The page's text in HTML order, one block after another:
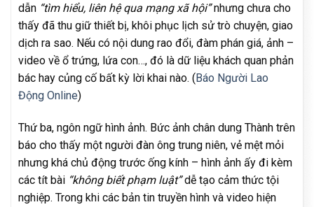
dẫn “tìm hiểu, liên hệ qua mạng xã hội”nhưng chưa cho
thấy đã thu giữ thiết bị, khôi phục lịch sử trò chuyện, giao
dịch ra sao. Nếu có nội dung rao đổi, đàm phán giá, ảnh –
video về ổ trứng, lứa con…, đó là dữ liệu khách quan phản
bác hay củng cố bất kỳ lời khai nào. (Báo Người Lao
Động Online)
Thứ ba, ngôn ngữ hình ảnh. Bức ảnh chân dung Thành trên
báo cho thấy một người đàn ông trung niên, vẻ mệt mỏi
nhưng khá chủ động trước ống kính – hình ảnh ấy đi kèm
các tít bài “không biết phạm luật”dễ tạo cảm thức tội
nghiệp. Trong khi các bản tin truyền hình và video hiện